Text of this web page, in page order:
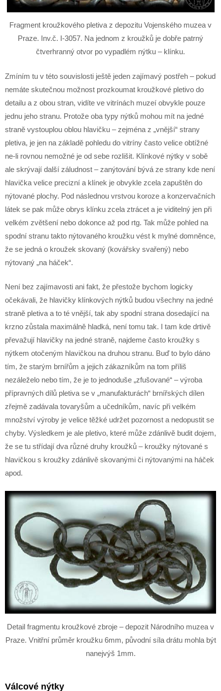
Fragment kroužkového pletiva z depozitu Vojenského muzea v
Praze. Inv.č. I-3057. Na jednom z kroužků je dobře patrný
čtverhranný otvor po vypadlém nýtku – klínku.
Zmíním tu v této souvislosti ještě jeden zajímavý postřeh – pokud
nemáte skutečnou možnost prozkoumat kroužkové pletivo do
detailu a z obou stran, vidíte ve vitrínách muzeí obvykle pouze
jednu jeho stranu. Protože oba typy nýtků mohou mít na jedné
straně vystouplou oblou hlavičku – zejména z „vnější“ strany
pletiva, je jen na základě pohledu do vitríny často velice obtížné
ne-li rovnou nemožné je od sebe rozlišit. Klínkové nýtky v sobě
ale skrývají další záludnost – zanýtování bývá ze strany kde není
hlavička velice precizní a klínek je obvykle zcela zapuštěn do
nýtované plochy. Pod následnou vrstvou koroze a konzervačních
látek se pak může obrys klínku zcela ztrácet a je viditelný jen při
velkém zvětšení nebo dokonce až pod rtg. Tak může pohled na
spodní stranu takto nýtovaného kroužku vést k mylné domněnce,
že se jedná o kroužek skovaný (kovářsky svařený) nebo
nýtovaný „na háček“.
Není bez zajímavosti ani fakt, že přestože bychom logicky
očekávali, že hlavičky klínkových nýtků budou všechny na jedné
straně pletiva a to té vnější, tak aby spodní strana dosedající na
krzno zůstala maximálně hladká, není tomu tak. I tam kde drtivě
převažují hlavičky na jedné straně, najdeme často kroužky s
nýtkem otočeným hlavičkou na druhou stranu. Buď to bylo dáno
tím, že starým brnířům a jejich zákazníkům na tom příliš
nezáleželo nebo tím, že je to jednoduše „zfušované“ – výroba
přípravných dílů pletiva se v „manufakturách“ brnířských dílen
zřejmě zadávala tovaryšům a učedníkům, navíc při velkém
množství výroby je velice těžké udržet pozornost a nedopustit se
chyby. Výsledkem je ale pletivo, které může zdánlivě budit dojem,
že se tu střídají dva různé druhy kroužků – kroužky nýtované s
hlavičkou s kroužky zdánlivě skovanými či nýtovanými na háček
apod.
Detail fragmentu kroužkové zbroje – depozit Národního muzea v
Praze. Vnitřní průměr kroužku 6mm, původní síla drátu mohla být
nanejvýš 1mm.
Válcové nýtky